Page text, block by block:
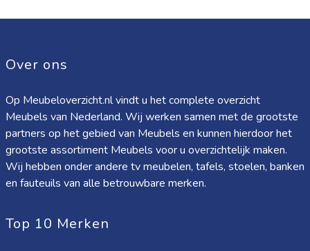
Over ons
Op Meubeloverzicht.nl vindt u het complete overzicht
Meubels van Nederland. Wij werken samen met de grootste
partners op het gebied van Meubels en kunnen hierdoor het
grootste assortiment Meubels voor u overzichtelijk maken.
Wij hebben onder andere tv meubelen, tafels, stoelen, banken
en fauteuils van alle betrouwbare merken.
Top 10 Merken